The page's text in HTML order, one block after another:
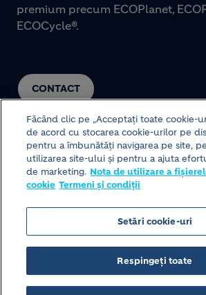
CONTACT
premium precum ECOPlanet,
ECOCycle®.
© HOLCIM 2026
Termeni și condiții
Politica de protecție a datelor
Făcând clic pe „Acceptați toate cookie-
de acord cu stocarea cookie-urilor pe
pentru a îmbunătăți navigarea pe site,
utilizarea site-ului și pentru a ajuta
de marketing. Nota de utilizare a
cookie Termeni și condiții
Setări cookie-uri
Respingeți toate